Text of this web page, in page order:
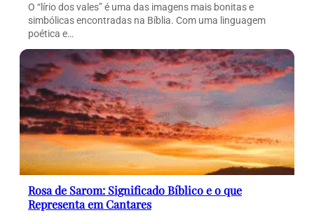
O “lírio dos vales” é uma das imagens mais bonitas e
simbólicas encontradas na Bíblia. Com uma linguagem
poética e…
Rosa de Sarom: Significado Bíblico e o que
Representa em Cantares